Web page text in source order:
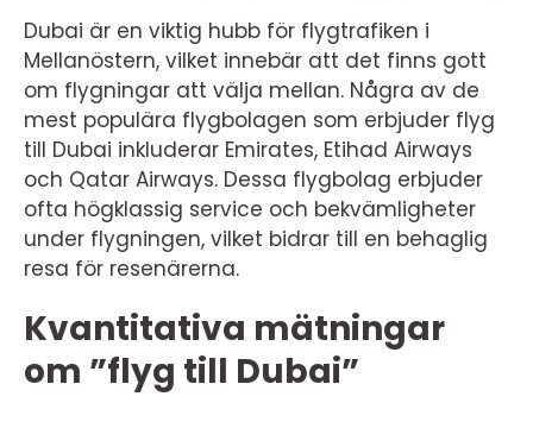
Dubai är en viktig hubb för flygtrafiken i
Mellanöstern, vilket innebär att det finns gott
om flygningar att välja mellan. Några av de
mest populära flygbolagen som erbjuder flyg
till Dubai inkluderar Emirates, Etihad Airways
och Qatar Airways. Dessa flygbolag erbjuder
ofta högklassig service och bekvämligheter
under flygningen, vilket bidrar till en behaglig
resa för resenärerna.
Kvantitativa mätningar
om ”flyg till Dubai”